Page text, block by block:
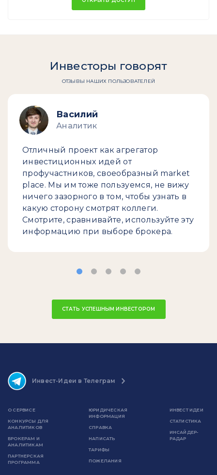
Инвесторы говорят
ОТЗЫВЫ НАШИХ ПОЛЬЗОВАТЕЛЕЙ
Василий
Аналитик
Отличный проект как агрегатор
инвестиционных идей от
профучастников, своеобразный market
place. Мы им тоже пользуемся, не вижу
ничего зазорного в том, чтобы узнать в
какую сторону смотрят коллеги.
Смотрите, сравнивайте, используйте эту
информацию при выборе брокера.
СТАТЬ УСПЕШНЫМ ИНВЕСТОРОМ
Инвест-Идеи в Телеграм
О СЕРВИСЕ
КОНКУРСЫ ДЛЯ
АНАЛИТИКОВ
БРОКЕРАМ И
АНАЛИТИКАМ
ПАРТНЕРСКАЯ
ПРОГРАММА
ЮРИДИЧЕСКАЯ
ИНФОРМАЦИЯ
СПРАВКА
НАПИСАТЬ
ТАРИФЫ
ПОЖЕЛАНИЯ
ИНВЕСТ ИДЕИ
СТАТИСТИКА
ИНСАЙДЕР-
РАДАР